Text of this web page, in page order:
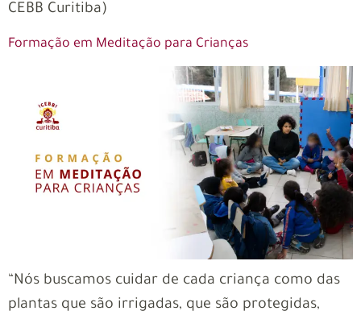
CEBB Curitiba)
Formação em Meditação para Crianças
“Nós buscamos cuidar de cada criança como das
plantas que são irrigadas, que são protegidas,